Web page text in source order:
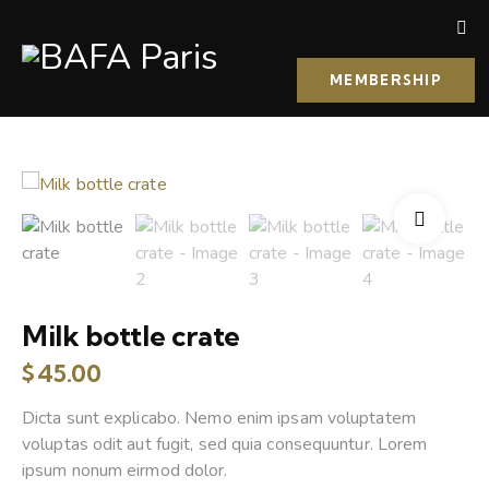
MEMBERSHIP
Milk bottle crate
$45.00
Dicta sunt explicabo. Nemo enim ipsam voluptatem
voluptas odit aut fugit, sed quia consequuntur. Lorem
ipsum nonum eirmod dolor.